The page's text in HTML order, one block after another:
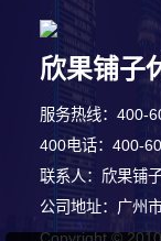
欣果铺子
服务热线：400-
400电话：400-
联系人：欣果铺
7分钟前 崔先生 正
5分钟前 田小姐 正